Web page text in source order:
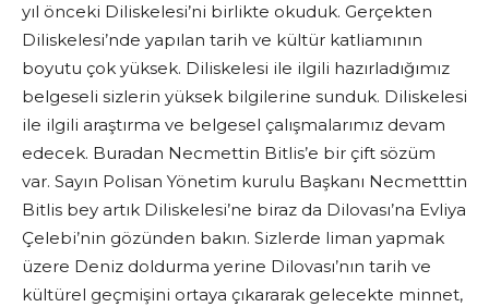
yıl önceki Diliskelesi’ni birlikte okuduk. Gerçekten
Diliskelesi’nde yapılan tarih ve kültür katliamının
boyutu çok yüksek. Diliskelesi ile ilgili hazırladığımız
belgeseli sizlerin yüksek bilgilerine sunduk. Diliskelesi
ile ilgili araştırma ve belgesel çalışmalarımız devam
edecek. Buradan Necmettin Bitlis’e bir çift sözüm
var. Sayın Polisan Yönetim kurulu Başkanı Necmetttin
Bitlis bey artık Diliskelesi’ne biraz da Dilovası’na Evliya
Çelebi’nin gözünden bakın. Sizlerde liman yapmak
üzere Deniz doldurma yerine Dilovası’nın tarih ve
kültürel geçmişini ortaya çıkararak gelecekte minnet,